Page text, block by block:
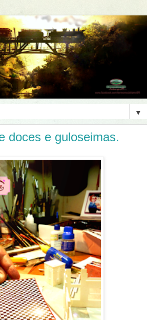
▼
doces e guloseimas.